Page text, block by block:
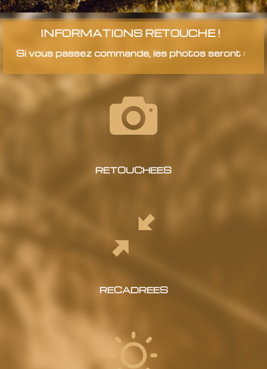
INFORMATIONS RETOUCHE !
Si vous passez commande, les photos seront :
RETOUCHEES
RECADREES